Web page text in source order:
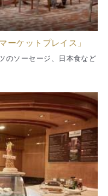
ーケットプレイス」
のソーセージ、日本食など